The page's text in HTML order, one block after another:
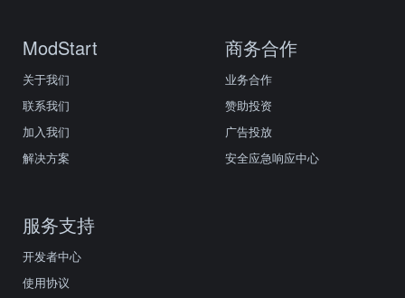
ModStart
关于我们
联系我们
加入我们
解决方案
商务合作
业务合作
赞助投资
广告投放
安全应急响应中心
服务支持
开发者中心
使用协议